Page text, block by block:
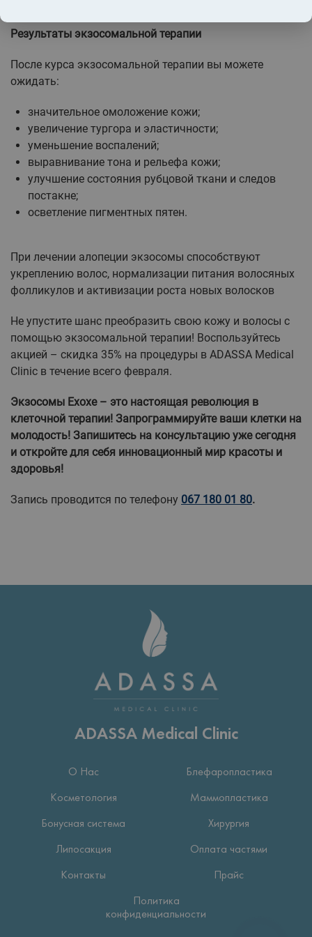
Результаты экзосомальной терапии
После курса экзосомальной терапии вы можете
ожидать:
значительное омоложение кожи;
увеличение тургора и эластичности;
уменьшение воспалений;
выравнивание тона и рельефа кожи;
улучшение состояния рубцовой ткани и следов
постакне;
осветление пигментных пятен.
При лечении алопеции экзосомы способствуют
укреплению волос, нормализации питания волосяных
фолликулов и активизации роста новых волосков
Не упустите шанс преобразить свою кожу и волосы с
помощью экзосомальной терапии! Воспользуйтесь
акцией – скидка 35% на процедуры в ADASSA Medical
Clinic в течение всего февраля.
Экзосомы Exoxe – это настоящая революция в
клеточной терапии! Запрограммируйте ваши клетки на
молодость! Запишитесь на консультацию уже сегодня
и откройте для себя инновационный мир красоты и
здоровья!
Запись проводится по телефону 067 180 01 80.
ADASSA Medical Clinic
О Нас Блефаропластика
Косметология Маммопластика
Бонусная система Хирургия
Липосакция Оплата частями
Контакты Прайс
Политика
конфиденциальности